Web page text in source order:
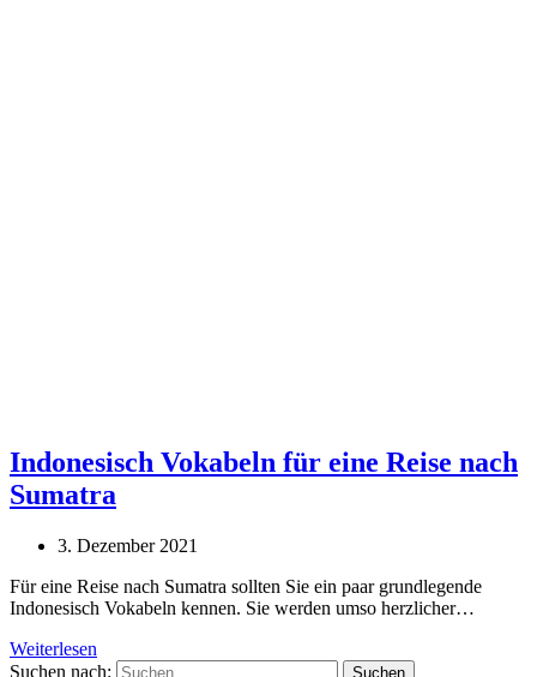
Indonesisch Vokabeln für eine Reise nach
Sumatra
3. Dezember 2021
Für eine Reise nach Sumatra sollten Sie ein paar grundlegende
Indonesisch Vokabeln kennen. Sie werden umso herzlicher…
Weiterlesen
Suchen nach: